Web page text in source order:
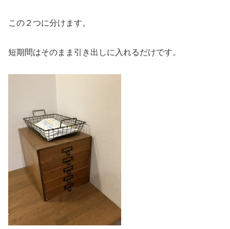
この２つに分けます。
短期間はそのまま引き出しに入れるだけです。